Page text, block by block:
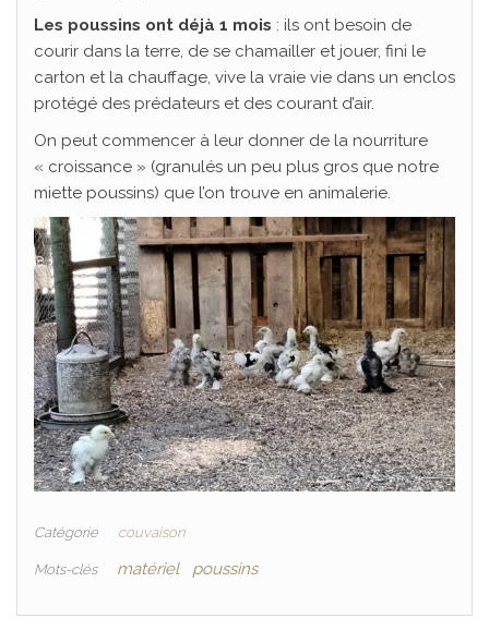
Les poussins ont déjà 1 mois : ils ont besoin de
courir dans la terre, de se chamailler et jouer, fini le
carton et la chauffage, vive la vraie vie dans un enclos
protégé des prédateurs et des courant d’air.
On peut commencer à leur donner de la nourriture
« croissance » (granulés un peu plus gros que notre
miette poussins) que l’on trouve en animalerie.
Catégorie couvaison
Mots-clés matériel poussins